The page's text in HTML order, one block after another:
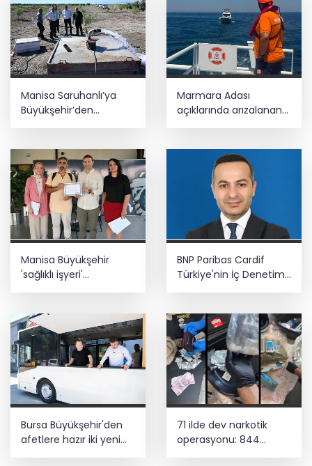
Manisa Saruhanlı’ya
Büyükşehir’den
tarımsal destek
Marmara Adası
açıklarında arızalanan
tekne kurtarıldı
Manisa Büyükşehir
'sağlıklı işyeri'
sertifikasına kavuştu
BNP Paribas Cardif
Türkiye'nin İç Denetim
Direktörü Mustafa
Bursa Büyükşehir'den
afetlere hazır iki yeni
71 ilde dev narkotik
operasyonu: 844